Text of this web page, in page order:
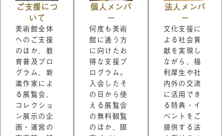
ご支援につ
いて
美術館全体
へのご支援
のほか、教
育普及プロ
グラム、新
進作家によ
る展覧会、
コレクショ
ン展示の企
画・運営の
個人メンバ
ー
何度も美術
館に通う方
に向けたお
得な支援プ
ログラム。
入会したそ
の日から使
える展覧会
の無料観覧
のほか、限
法人メンバ
ー
文化支援に
よる社会貢
献を実現し
ながら、福
利厚生や社
内外の交流
に活用でき
る特典・イ
ベントをご
提供する法